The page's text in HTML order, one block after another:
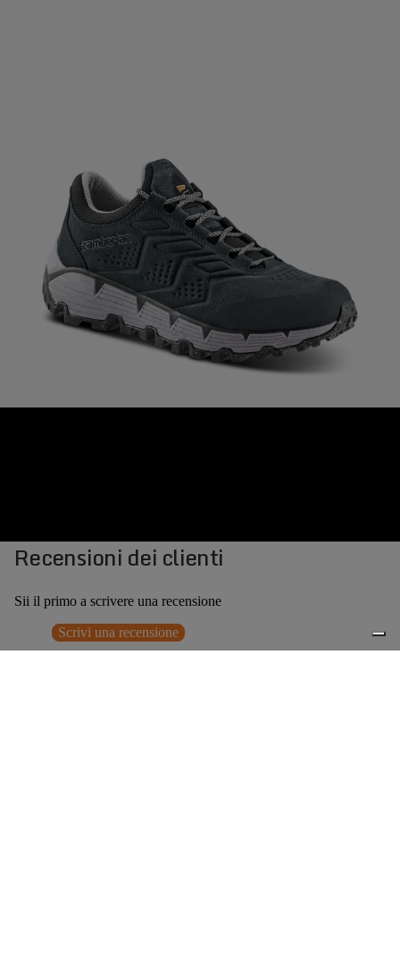
Recensioni dei clienti
Sii il primo a scrivere una recensione
Scrivi una recensione